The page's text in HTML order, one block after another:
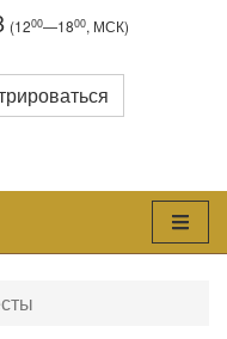
(1200—1800, МСК)